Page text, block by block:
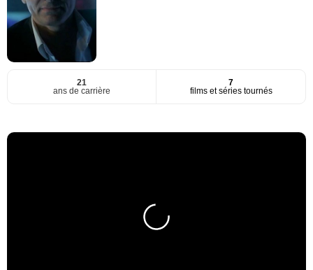
21
ans de carrière
7
films et séries tournés